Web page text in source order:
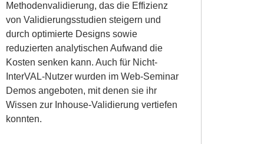
Methodenvalidierung, das die Effizienz
von Validierungsstudien steigern und
durch optimierte Designs sowie
reduzierten analytischen Aufwand die
Kosten senken kann. Auch für Nicht-
InterVAL-Nutzer wurden im Web-Seminar
Demos angeboten, mit denen sie ihr
Wissen zur Inhouse-Validierung vertiefen
konnten.